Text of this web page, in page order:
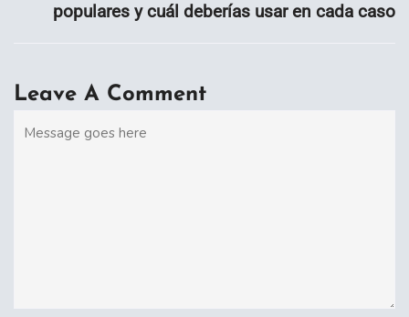
populares y cuál deberías usar en cada caso
Leave A Comment